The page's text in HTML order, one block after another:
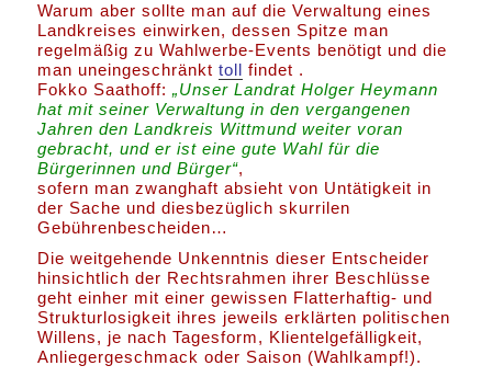
Warum aber sollte man auf die Verwaltung eines
Landkreises einwirken, dessen Spitze man
regelmäßig zu Wahlwerbe-Events benötigt und die
man uneingeschränkttoll findet .
Fokko Saathoff:„Unser Landrat Holger Heymann
hat mit seiner Verwaltung in den vergangenen
Jahren den Landkreis Wittmund weiter voran
gebracht, und er ist eine gute Wahl für die
Bürgerinnen und Bürger“,
sofern man zwanghaft absieht von Untätigkeit in
der Sache und diesbezüglich skurrilen
Gebührenbescheiden…
Die weitgehende Unkenntnis dieser Entscheider
hinsichtlich der Rechtsrahmen ihrer Beschlüsse
geht einher mit einer gewissen Flatterhaftig- und
Strukturlosigkeit ihres jeweils erklärten politischen
Willens, je nach Tagesform, Klientelgefälligkeit,
Anliegergeschmack oder Saison (Wahlkampf!).